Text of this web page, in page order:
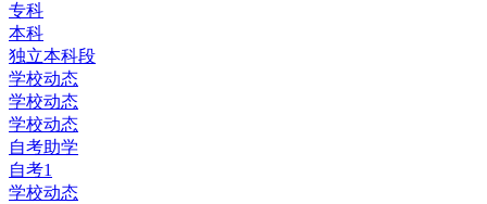
专科
本科
独立本科段
学校动态
学校动态
学校动态
自考助学
自考1
学校动态